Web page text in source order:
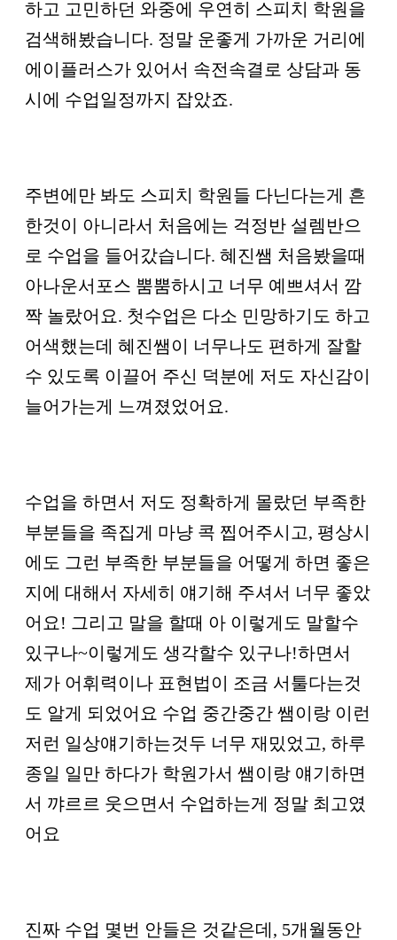
하고 고민하던 와중에 우연히 스피치 학원을
검색해봤습니다. 정말 운좋게 가까운 거리에
에이플러스가 있어서 속전속결로 상담과 동
시에 수업일정까지 잡았죠.
주변에만 봐도 스피치 학원들 다닌다는게 흔
한것이 아니라서 처음에는 걱정반 설렘반으
로 수업을 들어갔습니다. 혜진쌤 처음봤을때
아나운서포스 뿜뿜하시고 너무 예쁘셔서 깜
짝 놀랐어요. 첫수업은 다소 민망하기도 하고
어색했는데 혜진쌤이 너무나도 편하게 잘할
수 있도록 이끌어 주신 덕분에 저도 자신감이
늘어가는게 느껴졌었어요.
수업을 하면서 저도 정확하게 몰랐던 부족한
부분들을 족집게 마냥 콕 찝어주시고, 평상시
에도 그런 부족한 부분들을 어떻게 하면 좋은
지에 대해서 자세히 얘기해 주셔서 너무 좋았
어요! 그리고 말을 할때 아 이렇게도 말할수
있구나~이렇게도 생각할수 있구나!하면서
제가 어휘력이나 표현법이 조금 서툴다는것
도 알게 되었어요 수업 중간중간 쌤이랑 이런
저런 일상얘기하는것두 너무 재밌었고, 하루
종일 일만 하다가 학원가서 쌤이랑 얘기하면
서 꺄르르 웃으면서 수업하는게 정말 최고였
어요
진짜 수업 몇번 안들은 것같은데, 5개월동안